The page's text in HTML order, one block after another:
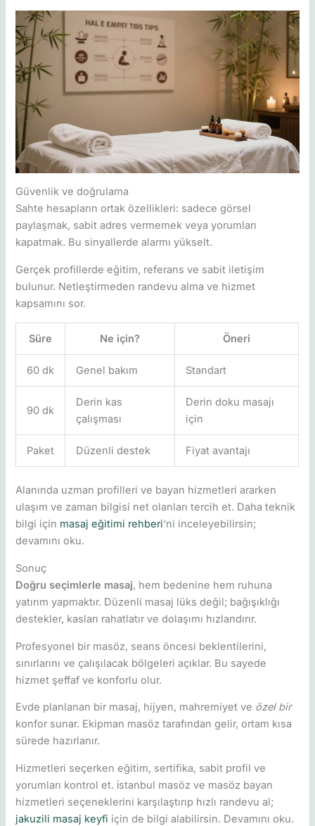
Güvenlik ve doğrulama
Sahte hesapların ortak özellikleri: sadece görsel
paylaşmak, sabit adres vermemek veya yorumları
kapatmak. Bu sinyallerde alarmı yükselt.
Gerçek profillerde eğitim, referans ve sabit iletişim
bulunur. Netleştirmeden randevu alma ve hizmet
kapsamını sor.
Süre Ne için? Öneri
60 dk Genel bakım Standart
90 dk
Derin kas
çalışması
Derin doku masajı
için
Paket Düzenli destek Fiyat avantajı
Alanında uzman profilleri ve bayan hizmetleri ararken
ulaşım ve zaman bilgisi net olanları tercih et. Daha teknik
bilgi için masaj eğitimi rehberi‘ni inceleyebilirsin;
devamını oku.
Sonuç
Doğru seçimlerle masaj, hem bedenine hem ruhuna
yatırım yapmaktır. Düzenli masaj lüks değil; bağışıklığı
destekler, kasları rahatlatır ve dolaşımı hızlandırır.
Profesyonel bir masöz, seans öncesi beklentilerini,
sınırlarını ve çalışılacak bölgeleri açıklar. Bu sayede
hizmet şeffaf ve konforlu olur.
Evde planlanan bir masaj, hijyen, mahremiyet ve özel bir
konfor sunar. Ekipman masöz tarafından gelir, ortam kısa
sürede hazırlanır.
Hizmetleri seçerken eğitim, sertifika, sabit profil ve
yorumları kontrol et. i̇stanbul masöz ve masöz bayan
hizmetleri seçeneklerini karşılaştırıp hızlı randevu al;
jakuzili masaj keyfi için de bilgi alabilirsin. Devamını oku.